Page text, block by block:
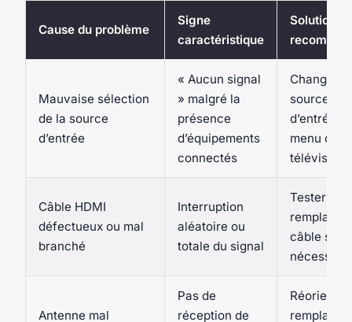
Cause du problème
Signe
caractéristique
Solution
Mauvaise sélection
de la source
d’entrée
« Aucun signal
» malgré la
présence
d’équipements
connectés
Changer la
source
d’entrée
menu du
téléviseur
Câble HDMI
défectueux ou mal
branché
Interruption
aléatoire ou
totale du signal
Tester et
remplacer
câble si
nécessaire
Antenne mal
Pas de
réception de
remplacer